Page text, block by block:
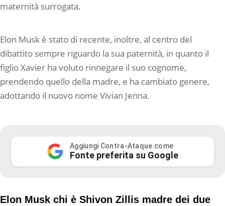
maternità surrogata.
Elon Musk è stato di recente, inoltre, al centro del
dibattito sempre riguardo la sua paternità, in quanto il
figlio Xavier ha voluto rinnegare il suo cognome,
prendendo quello della madre, e ha cambiato genere,
adottando il nuovo nome Vivian Jenna.
Aggiungi Contra-Ataque come
Fonte preferita su Google
Elon Musk chi è Shivon Zillis madre dei due